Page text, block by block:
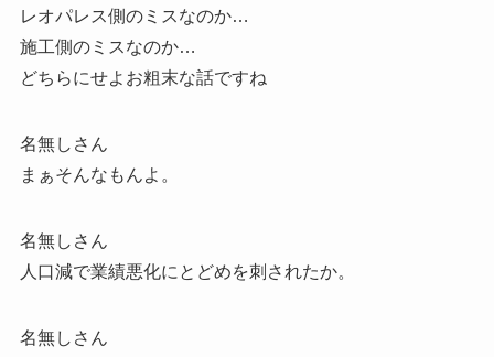
レオパレス側のミスなのか…
施工側のミスなのか…
どちらにせよお粗末な話ですね
名無しさん
まぁそんなもんよ。
名無しさん
人口減で業績悪化にとどめを刺されたか。
名無しさん